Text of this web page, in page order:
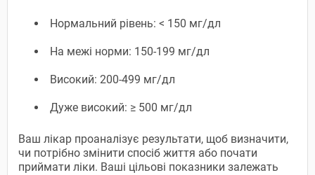
Нормальний рівень: < 150 мг/дл
На межі норми: 150-199 мг/дл
Високий: 200-499 мг/дл
Дуже високий: ≥ 500 мг/дл
Ваш лікар проаналізує результати, щоб визначити,
чи потрібно змінити спосіб життя або почати
приймати ліки. Ваші цільові показники залежать